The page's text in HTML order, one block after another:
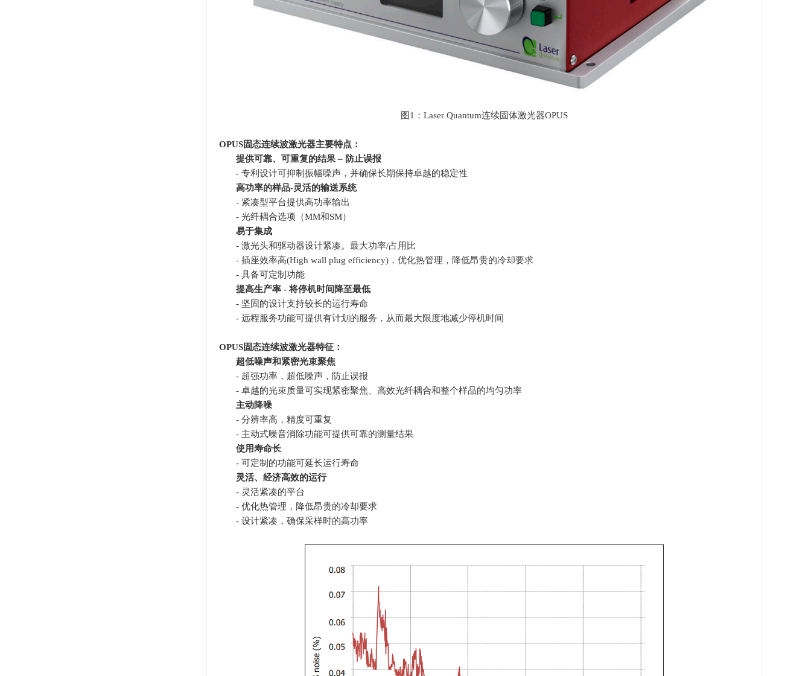
图1 ： Laser Quantum连续固体激光器OPUS
OPUS固态连续波激光器主要特点：
提供可靠、可重复的结果 – 防止误报
- 专利设计可抑制振幅噪声，并确保长期保持卓越的稳定性
高功率的样品-灵活的输送系统
- 紧凑型平台提供高功率输出
- 光纤耦合选项（MM和SM）
易于集成
- 激光头和驱动器设计紧凑。最大功率/占用比
- 插座效率高(High wall plug efficiency) ，优化热管理，降低昂贵的冷却要求
- 具备可定制功能
提高生产率 -将停机时间降至最低
- 坚固的设计支持较长的运行寿命
- 远程服务功能可提供有计划的服务，从而最大限度地减少停机时间
OPUS固态连续波激光器特征：
超低噪声和紧密光束聚焦
- 超强功率，超低噪声，防止误报
- 卓越的光束质量可实现紧密聚焦、高效光纤耦合和整个样品的均匀功率
主动降噪
- 分辨率高，精度可重复
- 主动式噪音消除功能可提供可靠的测量结果
使用寿命长
- 可定制的功能可延长运行寿命
灵活、经济高效的运行
- 灵活紧凑的平台
- 优化热管理，降低昂贵的冷却要求
- 设计紧凑，确保采样时的高功率